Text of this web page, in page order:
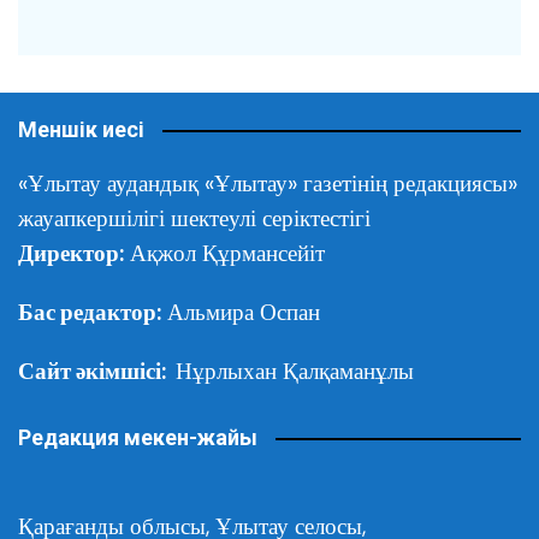
Меншік иесі
«Ұлытау аудандық «Ұлытау» газетінің редакциясы»
жауапкершілігі шектеулі серіктестігі
Директор: Ақжол Құрмансейіт
Бас редактор: Альмира Оспан
Сайт әкімшісі: Нұрлыхан Қалқаманұлы
Редакция мекен-жайы
Қарағанды облысы, Ұлытау селосы,